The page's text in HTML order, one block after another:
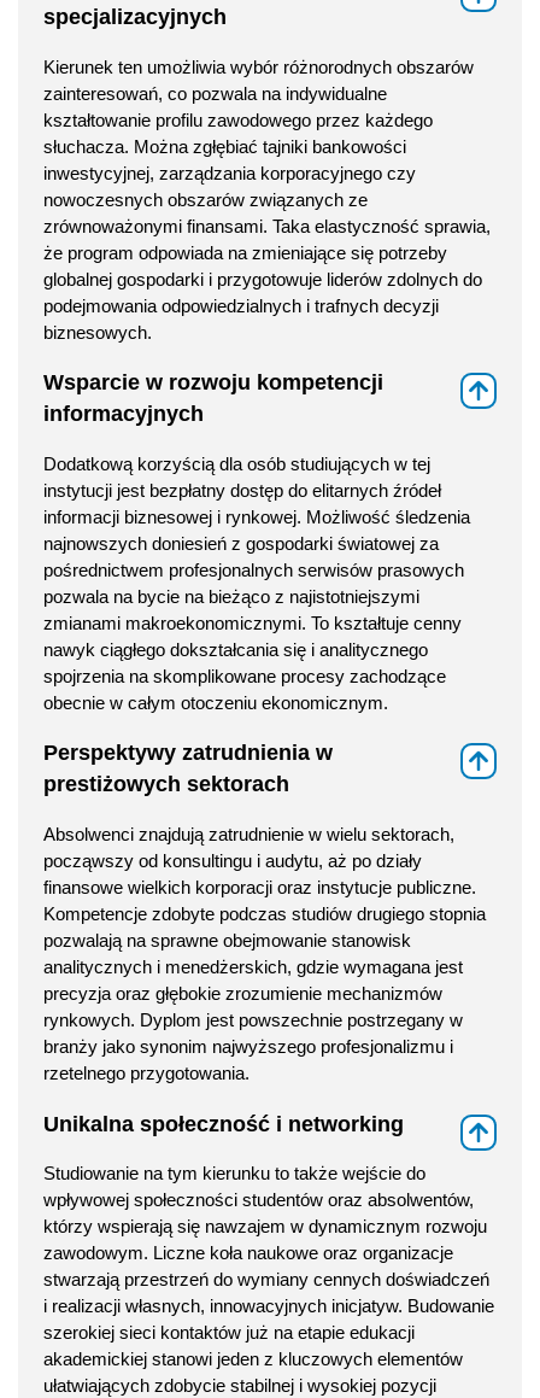
specjalizacyjnych
Kierunek ten umożliwia wybór różnorodnych obszarów
zainteresowań, co pozwala na indywidualne
kształtowanie profilu zawodowego przez każdego
słuchacza. Można zgłębiać tajniki bankowości
inwestycyjnej, zarządzania korporacyjnego czy
nowoczesnych obszarów związanych ze
zrównoważonymi finansami. Taka elastyczność sprawia,
że program odpowiada na zmieniające się potrzeby
globalnej gospodarki i przygotowuje liderów zdolnych do
podejmowania odpowiedzialnych i trafnych decyzji
biznesowych.
Wsparcie w rozwoju kompetencji
informacyjnych
Dodatkową korzyścią dla osób studiujących w tej
instytucji jest bezpłatny dostęp do elitarnych źródeł
informacji biznesowej i rynkowej. Możliwość śledzenia
najnowszych doniesień z gospodarki światowej za
pośrednictwem profesjonalnych serwisów prasowych
pozwala na bycie na bieżąco z najistotniejszymi
zmianami makroekonomicznymi. To kształtuje cenny
nawyk ciągłego dokształcania się i analitycznego
spojrzenia na skomplikowane procesy zachodzące
obecnie w całym otoczeniu ekonomicznym.
Perspektywy zatrudnienia w
prestiżowych sektorach
Absolwenci znajdują zatrudnienie w wielu sektorach,
począwszy od konsultingu i audytu, aż po działy
finansowe wielkich korporacji oraz instytucje publiczne.
Kompetencje zdobyte podczas studiów drugiego stopnia
pozwalają na sprawne obejmowanie stanowisk
analitycznych i menedżerskich, gdzie wymagana jest
precyzja oraz głębokie zrozumienie mechanizmów
rynkowych. Dyplom jest powszechnie postrzegany w
branży jako synonim najwyższego profesjonalizmu i
rzetelnego przygotowania.
Unikalna społeczność i networking
Studiowanie na tym kierunku to także wejście do
wpływowej społeczności studentów oraz absolwentów,
którzy wspierają się nawzajem w dynamicznym rozwoju
zawodowym. Liczne koła naukowe oraz organizacje
stwarzają przestrzeń do wymiany cennych doświadczeń
i realizacji własnych, innowacyjnych inicjatyw. Budowanie
szerokiej sieci kontaktów już na etapie edukacji
akademickiej stanowi jeden z kluczowych elementów
ułatwiających zdobycie stabilnej i wysokiej pozycji